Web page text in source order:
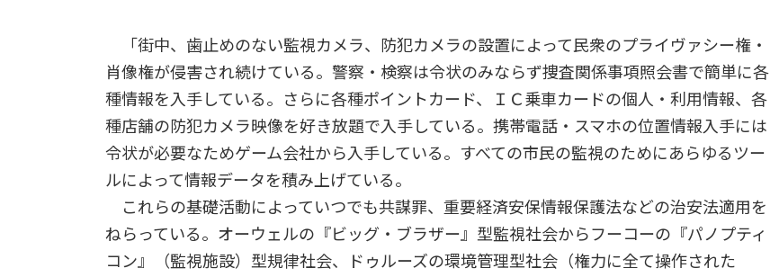
「街中、歯止めのない監視カメラ、防犯カメラの設置によって民衆のプライヴァシー権・
肖像権が侵害され続けている。警察・検察は令状のみならず捜査関係事項照会書で簡単に各
種情報を入手している。さらに各種ポイントカード、ＩＣ乗車カードの個人・利用情報、各
種店舗の防犯カメラ映像を好き放題で入手している。携帯電話・スマホの位置情報入手には
令状が必要なためゲーム会社から入手している。すべての市民の監視のためにあらゆるツー
ルによって情報データを積み上げている。
これらの基礎活動によっていつでも共謀罪、重要経済安保情報保護法などの治安法適用を
ねらっている。オーウェルの『ビッグ・ブラザー』型監視社会からフーコーの『パノプティ
コン』（監視施設）型規律社会、ドゥルーズの環境管理型社会（権力に全て操作された